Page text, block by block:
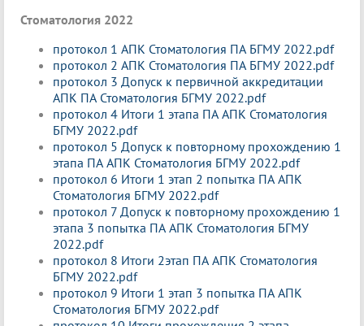
Стоматология 2022
протокол 1 АПК Стоматология ПА БГМУ 2022.pdf
протокол 2 АПК Стоматология ПА БГМУ 2022.pdf
протокол 3 Допуск к первичной аккредитации
АПК ПА Стоматология БГМУ 2022.pdf
протокол 4 Итоги 1 этапа ПА АПК Стоматология
БГМУ 2022.pdf
протокол 5 Допуск к повторному прохождению 1
этапа ПА АПК Стоматология БГМУ 2022.pdf
протокол 6 Итоги 1 этап 2 попытка ПА АПК
Стоматология БГМУ 2022.pdf
протокол 7 Допуск к повторному прохождению 1
этапа 3 попытка ПА АПК Стоматология БГМУ
2022.pdf
протокол 8 Итоги 2этап ПА АПК Стоматология
БГМУ 2022.pdf
протокол 9 Итоги 1 этап 3 попытка ПА АПК
Стоматология БГМУ 2022.pdf